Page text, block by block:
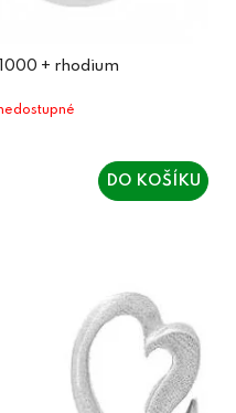
+ rhodium
DO KOŠÍKU